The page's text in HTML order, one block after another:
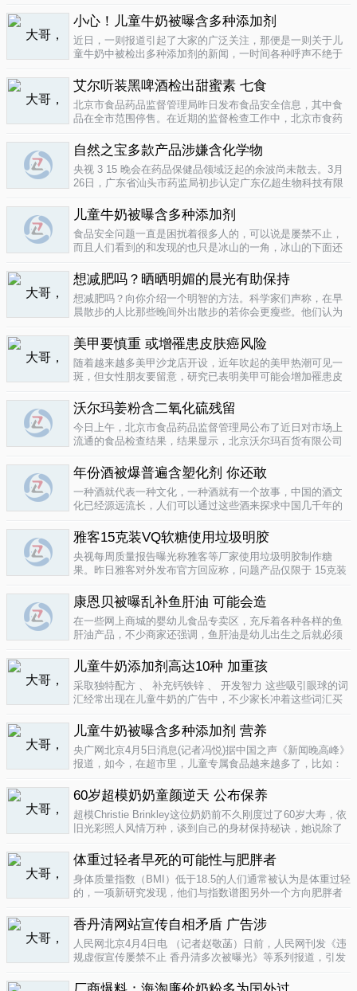
渡桥夜市上，不少摊位都有五颜六色的指甲油摆卖。 韩国进
口指甲油只要9元，另一个韩国..
小心！儿童牛奶被曝含多种添加剂
近日，一则报道引起了大家的广泛关注，那便是一则关于儿
童牛奶中被检出多种添加剂的新闻，一时间各种呼声不绝于
慌。 每天一斤奶，强壮中国人 ，到底让儿童强壮起来的是牛
奶，还是添加剂？超市中的儿童牛..
艾尔听装黑啤酒检出甜蜜素 七食
北京市食品药品监督管理局昨日发布食品安全信息，其中食
品在全市范围停售。在近期的监督检查工作中，北京市食药
带集团北京蓝宝酒业有限公司生产的 艾尔 听装黑啤酒，检出
不得检出的甜蜜素。北京市..
自然之宝多款产品涉嫌含化学物
央视 3 15 晚会在药品保健品领域泛起的余波尚未散去。3月
26日，广东省汕头市药监局初步认定广东亿超生物科技有限
已涉嫌构成生产销售伪劣产品罪，决定将案件移送汕头市公
安局依法查处。亿..
儿童牛奶被曝含多种添加剂
食品安全问题一直是困扰着很多人的，可以说是屡禁不止，
而且人们看到的和发现的也只是冰山的一角，冰山的下面还
中国家向发达国家进展的过程中的必经之路吧，但是，人们
要为这种发展付出一定的代价，尤其..
想减肥吗？晒晒明媚的晨光有助保持
想减肥吗？向你介绍一个明智的方法。科学家们声称，在早
晨散步的人比那些晚间外出散步的若你会更瘦些。他们认为
国研究人员让54名男性和女性研究参与者在手腕上戴上监控
器，记录他们在一个星期内晒太阳..
美甲要慎重 或增罹患皮肤癌风险
随着越来越多美甲沙龙店开设，近年吹起的美甲热潮可见一
斑，但女性朋友要留意，研究已表明美甲可能会增加罹患皮
美甲很受欢迎是因为它可以防止指甲断裂。但专家表示，美
甲过程中用以硬化凝胶的光疗..
沃尔玛姜粉含二氧化硫残留
今日上午，北京市食品药品监督管理局公布了近日对市场上
流通的食品检查结果，结果显示，北京沃尔玛百货有限公司
款小食品甜蜜素超标。二氧化硫在我国禁止用于姜粉这类食
物，据市食药监局食品安全专家介绍..
年份酒被爆普遍含塑化剂 你还敢
一种酒就代表一种文化，一种酒就有一个故事，中国的酒文
化已经源远流长，人们可以通过这些酒来探求中国几千年的
有害又不能完全戒掉的原因，因为酒已经不只是一种可以喝
的饮品那么简单，就像茶一样有很厚..
雅客15克装VQ软糖使用垃圾明胶
央视每周质量报告曝光称雅客等厂家使用垃圾明胶制作糖
果。昨日雅客对外发布官方回应称，问题产品仅限于 15克装
生产该产品，并将嘉利达明胶原料全部封存。对已上市流通
产品，雅客表示已于3月15..
康恩贝被曝乱补鱼肝油 可能会造
在一些网上商城的婴幼儿食品专卖区，充斥着各种各样的鱼
肝油产品，不少商家还强调，鱼肝油是幼儿出生之后就必须
孩子服用鱼肝油。而实际上，以食品身份出现的鱼肝油是药
品，过量补充会对孩子产生伤害。在..
儿童牛奶添加剂高达10种 加重孩
采取独特配方 、 补充钙铁锌 、 开发智力 这些吸引眼球的词
汇经常出现在儿童牛奶的广告中，不少家长冲着这些词汇买
示，孩子应该尽量少喝。超市儿童牛奶添加剂高达10种昨
天，重庆晨报记者在杨家坪..
儿童牛奶被曝含多种添加剂 营养
央广网北京4月5日消息(记者冯悦)据中国之声《新闻晚高峰》
报道，如今，在超市里，儿童专属食品越来越多了，比如：
非常独特，因此，备受孩子们和家长的喜爱。然而，一些营
养专家指出，儿童牛奶比普通..
60岁超模奶奶童颜逆天 公布保养
超模Christie Brinkley这位奶奶前不久刚度过了60岁大寿，依
旧光彩照人风情万种，谈到自己的身材保持秘诀，她说除了
外，从12岁开始她就是个素食主义者，早餐吃燕麦粥加果
酱，午餐豆子..
体重过轻者早死的可能性与肥胖者
身体质量指数（BMI）低于18.5的人们通常被认为是体重过轻
的，一项新研究发现，他们与指数谱图另外一个方向肥胖者
（如果是粗略的）整体健康指标的可靠性。这个测量值反映
一个人的高度与重量的比..
香丹清网站宣传自相矛盾 广告涉
人民网北京4月4日电 （记者赵敬菡）日前，人民网刊发《违
规虚假宣传屡禁不止 香丹清多次被曝光》等系列报道，引发
官方销售网站存在备案信息不明、涉嫌违规发布广告、宣传